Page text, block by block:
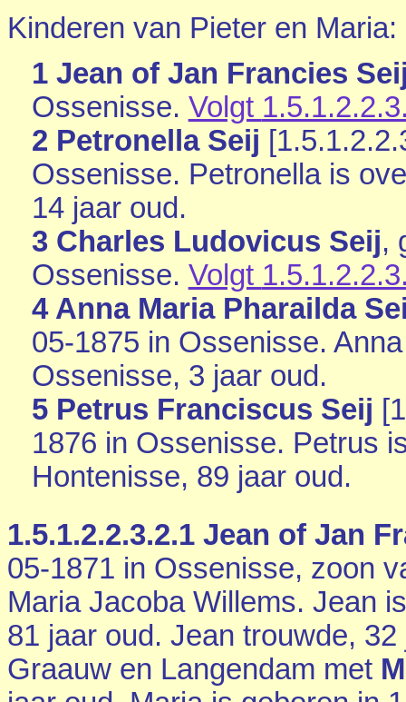
Kinderen van Pieter en Maria:
1 Jean of Jan Francies
Ossenisse. Volgt
2 Petronella Seij [
Ossenisse. Petronella is
14 jaar oud.
3 Charles Ludovicus Seij,
Ossenisse. Volgt
4 Anna Maria Pharailda
05-1875 in Ossenisse.
Ossenisse, 3 jaar oud.
5 Petrus Franciscus Seij [
1876 in Ossenisse. Petrus
Hontenisse, 89 jaar oud.
1.5.1.2.2.3.2.1 Jean of Jan
05-1871 in Ossenisse, zoon
Maria Jacoba Willems. Jean
81 jaar oud. Jean trouwde,
Graauw en Langendam met